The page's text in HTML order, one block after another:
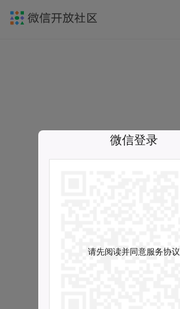
微信登录
请先阅读并同意服务协议